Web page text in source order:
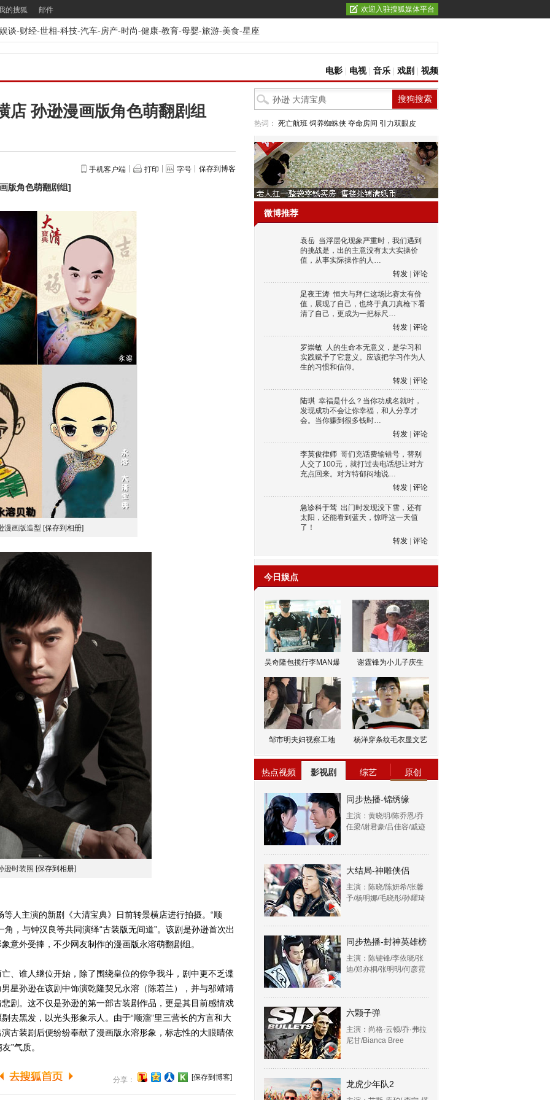
的搜狐 邮件 欢迎入驻搜狐媒体平台
娱谈-财经-世相-科技-汽车-房产-时尚-健康-教育-母婴-旅游-美食-星座
电影 电视| 音乐 戏剧 视频
店 孙逊漫画版角色萌翻剧组
手机客户端 打印 字号 保存到博客
版角色萌翻剧组]
漫画版造型 [保存到相册]
逊时装照 [保存到相册]
主演的新剧《大清宝典》日前转景横店进行拍摄。“顺
，与钟汉良等共同演绎“古装版无间道”。该剧是孙逊首次出
意外受捧，不少网友制作的漫画版永溶萌翻剧组。
谁人继位开始，除了围绕皇位的你争我斗，剧中更不乏谍
星孙逊在该剧中饰演乾隆契兄永溶（陈若兰），并与邬靖靖
剧。这不仅是孙逊的第一部古装剧作品，更是其目前感情戏
去黑发，以光头形象示人。由于“顺溜”里三营长的方言和大
古装剧后便纷纷奉献了漫画版永溶形象，标志性的大眼睛依
”气质。
分享： [保存到博客]
热词： 死亡航班 饲养蜘蛛侠 夺命房间 引力双眼皮
微博推荐
袁岳 当浮层化现象严重时，我们遇到
的挑战是，出的主意没有太大实操价
值，从事实际操作的人…
转发
评论
足夜王涛 恒大与拜仁这场比赛太有价
值，展现了自己，也终于真刀真枪下看
清了自己，更成为一把标尺…
转发
评论
罗崇敏 人的生命本无意义，是学习和
实践赋予了它意义。应该把学习作为人
生的习惯和信仰。
转发
评论
陆琪 幸福是什么？当你功成名就时，
发现成功不会让你幸福，和人分享才
会。当你赚到很多钱时…
转发
评论
李英俊律师 哥们充话费输错号，替别
人交了100元，就打过去电话想让对方
充点回来。对方特郁闷地说…
转发
评论
急诊科于莺 出门时发现没下雪，还有
太阳，还能看到蓝天，惊呼这一天值
了！
转发
评论
今日娱点
吴奇隆包揽行李MAN爆 谢霆锋为小儿子庆生
邹市明夫妇视察工地 杨洋穿条纹毛衣显文艺
热点视频 影视剧 综艺 原创
同步热播-锦绣缘
主演：黄晓明/陈乔恩/乔
任梁/谢君豪/吕佳容/戚迹
大结局-神雕侠侣
主演：陈晓/陈妍希/张馨
予/杨明娜/毛晓彤/孙耀琦
同步热播-封神英雄榜
主演：陈键锋/李依晓/张
迪/郑亦桐/张明明/何彦霓
六颗子弹
主演：尚格·云顿/乔·弗拉
尼甘/Bianca Bree
龙虎少年队2